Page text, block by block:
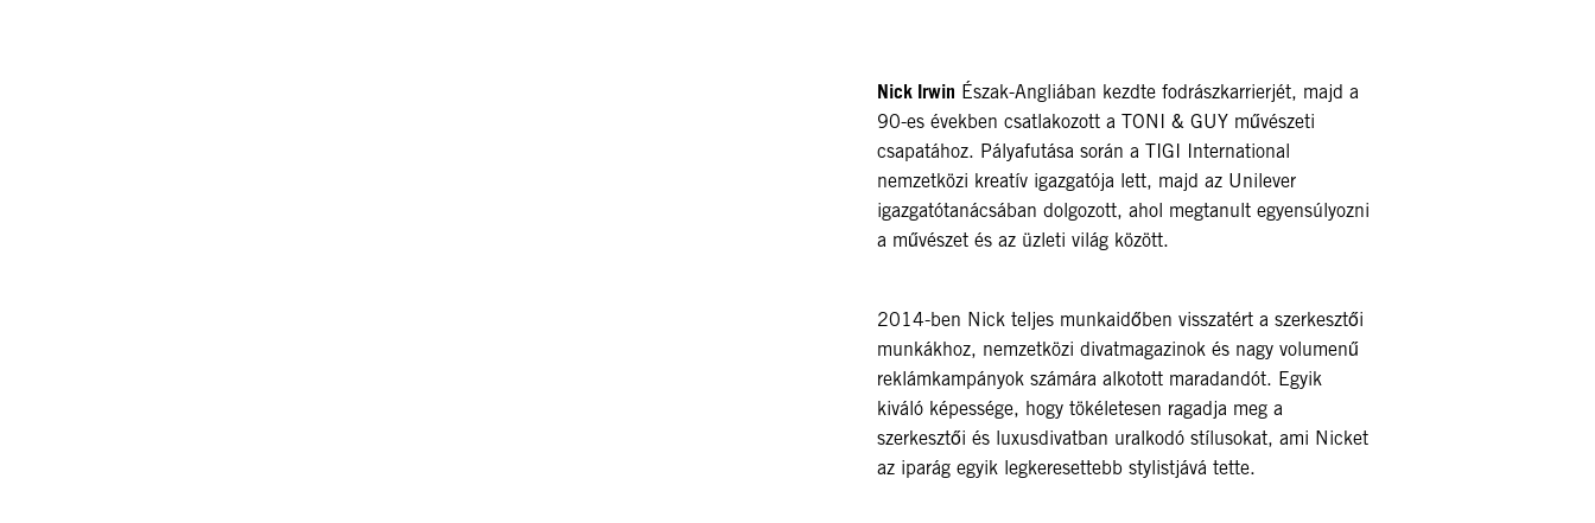
Nick Irwin Észak-Angliában kezdte fodrászkarrierjét, majd a
90-es években csatlakozott a TONI & GUY művészeti
csapatához. Pályafutása során a TIGI International
nemzetközi kreatív igazgatója lett, majd az Unilever
igazgatótanácsában dolgozott, ahol megtanult egyensúlyozni
a művészet és az üzleti világ között.
2014-ben Nick teljes munkaidőben visszatért a szerkesztői
munkákhoz, nemzetközi divatmagazinok és nagy volumenű
reklámkampányok számára alkotott maradandót. Egyik
kiváló képessége, hogy tökéletesen ragadja meg a
szerkesztői és luxusdivatban uralkodó stílusokat, ami Nicket
az iparág egyik legkeresettebb stylistjává tette.